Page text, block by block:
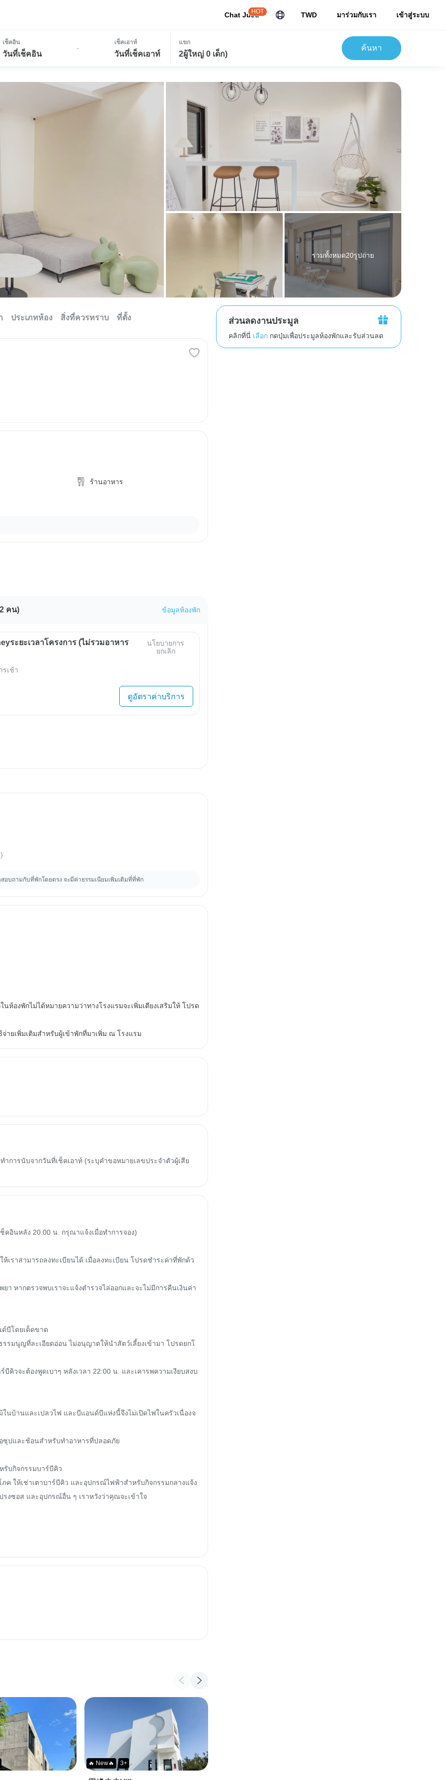
Chat JuJu
HOT TWD มาร่วมกับเรา เข้าสู่ระบบ
เช็คอิน
วันที่เช็คอิน
-
เช็คเอาท์
วันที่เช็คเอาท์
แขก
2ผู้ใหญ่ 0 เด็ก)
ค้นหา
รวมทั้งหมด20รูปถ่าย
ประเภทห้อง สิ่งที่ควรทราบ ที่ตั้ง
ร้านอาหาร
คน) ข้อมูลห้องพัก
ระยะเวลาโครงการ (ไม่รวมอาหาร
นโยบายการ
ยกเลิก
รเช้า
ดูอัตราค่าบริการ
อบถามกับที่พักโดยตรง จะมีค่าธรรมเนียมเพิ่มเติมที่ที่พัก
ห้องพักไม่ได้หมายความว่าทางโรงแรมจะเพิ่มเตียงเสริมให้ โปรด
ยเพิ่มเติมสำหรับผู้เข้าพักที่มาเพิ่ม ณ โรงแรม
การนับจากวันที่เช็คเอาท์ (ระบุคำขอหมายเลขประจำตัวผู้เสีย
คอินหลัง 20.00 น. กรุณาแจ้งเมื่อทำการจอง)
เราสามารถลงทะเบียนได้ เมื่อลงทะเบียน โปรดชำระค่าที่พักด้ว
า หากตรวจพบเราจะแจ้งตำรวจไล่ออกและจะไม่มีการคืนเงินค่า
บีโดยเด็ดขาด
รมนูญที่ละเอียดอ่อน ไม่อนุญาตให้นำสัตว์เลี้ยงเข้ามา โปรดยกโ
คิวจะต้องพูดเบาๆ หลังเวลา 22:00 น. และเคารพความเงียบสงบ
นบ้านและเปลวไฟ และบีแอนด์บีแห่งนี้จึงไม่เปิดไฟในครัวเนื่องจ
ซุปและช้อนสำหรับทำอาหารที่ปลอดภัย
รับกิจกรรมบาร์บีคิว
ค ให้เช่าเตาบาร์บีคิว และอุปกรณ์ไฟฟ้าสำหรับกิจกรรมกลางแจ้ง
รงซอส และอุปกรณ์อื่น ๆ เราหวังว่าคุณจะเข้าใจ
🔥 New🔥 3+
ส่วนลดงานประมูล
คลิกที่นี่เลือก กดปุ่มเพื่อประมูลห้องพักและรับส่วนลด